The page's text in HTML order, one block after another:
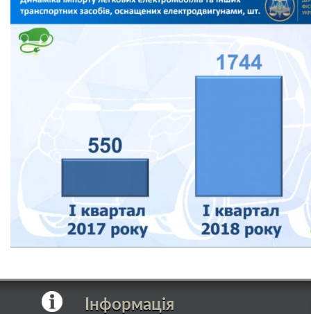
Інформація